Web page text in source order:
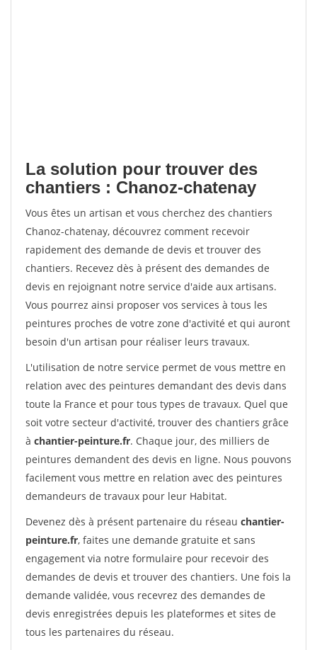
La solution pour trouver des
chantiers : Chanoz-chatenay
Vous êtes un artisan et vous cherchez des chantiers
Chanoz-chatenay, découvrez comment recevoir
rapidement des demande de devis et trouver des
chantiers. Recevez dès à présent des demandes de
devis en rejoignant notre service d'aide aux artisans.
Vous pourrez ainsi proposer vos services à tous les
peintures proches de votre zone d'activité et qui auront
besoin d'un artisan pour réaliser leurs travaux.
L'utilisation de notre service permet de vous mettre en
relation avec des peintures demandant des devis dans
toute la France et pour tous types de travaux. Quel que
soit votre secteur d'activité, trouver des chantiers grâce
à chantier-peinture.fr. Chaque jour, des milliers de
peintures demandent des devis en ligne. Nous pouvons
facilement vous mettre en relation avec des peintures
demandeurs de travaux pour leur Habitat.
Devenez dès à présent partenaire du réseau chantier-
peinture.fr, faites une demande gratuite et sans
engagement via notre formulaire pour recevoir des
demandes de devis et trouver des chantiers. Une fois la
demande validée, vous recevrez des demandes de
devis enregistrées depuis les plateformes et sites de
tous les partenaires du réseau.